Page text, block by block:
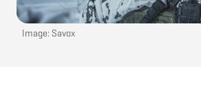
Image: Savox